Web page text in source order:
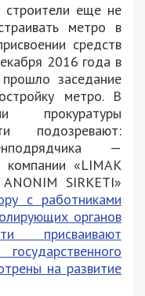
строители еще не
метро в
средств
2016 года в
заседание
метро. В
прокуратуры
подозревают:
—
компании «LIMAK
SIRKETI»
с работниками
органов
присваивают
на развитие